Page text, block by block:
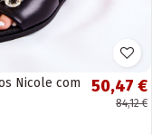
Nicole com
50,47 €
84,12 €